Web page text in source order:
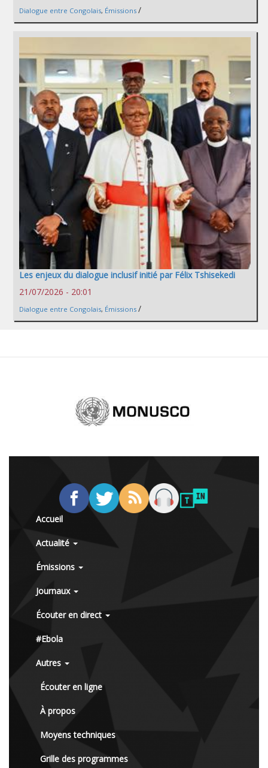
Dialogue entre Congolais, Émissions /
Les enjeux du dialogue inclusif initié par Félix Tshisekedi
21/07/2026 - 20:01
Dialogue entre Congolais, Émissions /
Accueil
Actualité
Émissions
Journaux
Écouter en direct
#Ebola
Autres
Écouter en ligne
À propos
Moyens techniques
Grille des programmes